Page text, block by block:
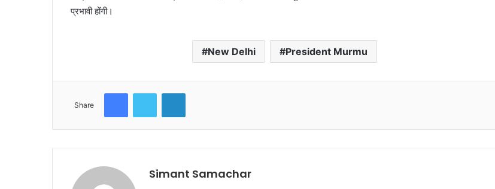
प्रभावी होंगी।
New Delhi President Murmu
Share
Simant Samachar